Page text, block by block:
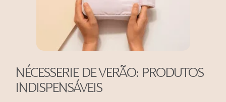
NÉCESSERIE DE VERÃO: PRODUTOS
INDISPENSÁVEIS